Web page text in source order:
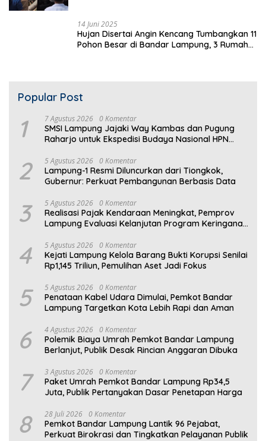
14 Juni 2025
Hujan Disertai Angin Kencang Tumbangkan 11
Pohon Besar di Bandar Lampung, 3 Rumah
Popular Post
1 7 Agustus 2026 0 Komentar
SMSI Lampung Jajaki Way Kambas dan Pugung
Raharjo untuk Ekspedisi Budaya Nasional HPN
2 5 Agustus 2026 0 Komentar
Lampung-1 Resmi Diluncurkan dari Tiongkok,
Gubernur: Perkuat Pembangunan Berbasis Data
3 5 Agustus 2026 0 Komentar
Realisasi Pajak Kendaraan Meningkat, Pemprov
Lampung Evaluasi Kelanjutan Program Keringanan
4 5 Agustus 2026 0 Komentar
Kejati Lampung Kelola Barang Bukti Korupsi Senilai
Rp1,145 Triliun, Pemulihan Aset Jadi Fokus
5 5 Agustus 2026 0 Komentar
Penataan Kabel Udara Dimulai, Pemkot Bandar
Lampung Targetkan Kota Lebih Rapi dan Aman
6 4 Agustus 2026 0 Komentar
Polemik Biaya Umrah Pemkot Bandar Lampung
Berlanjut, Publik Desak Rincian Anggaran Dibuka
7 3 Agustus 2026 0 Komentar
Paket Umrah Pemkot Bandar Lampung Rp34,5
Juta, Publik Pertanyakan Dasar Penetapan Harga
8 28 Juli 2026 0 Komentar
Pemkot Bandar Lampung Lantik 96 Pejabat,
Perkuat Birokrasi dan Tingkatkan Pelayanan Publik